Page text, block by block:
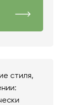
стиля,